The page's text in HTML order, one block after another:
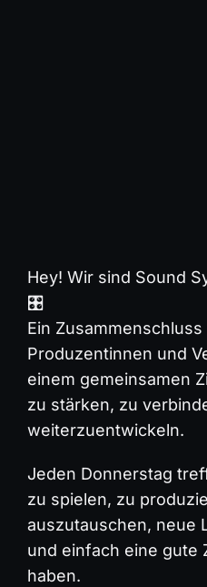
Hey! Wir sind Sound
🎛️
Ein Zusammenschluss
Produzentinnen und
einem gemeinsamen
zu stärken, zu
weiterzuentwickeln.
Jeden Donnerstag
zu spielen, zu
auszutauschen, neue
und einfach eine gute
haben.